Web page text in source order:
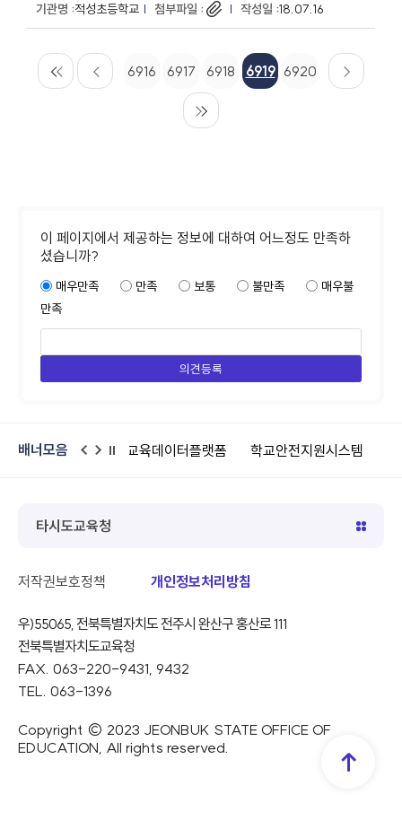
적성초등학교 18.07.16
6916 6917 6918 6919 6920
이 페이지에서 제공하는 정보에 대하여 어느정도 만족하
셨습니까?
매우만족 만족 보통 불만족
매우불
만족
배너모음
교육데이터플랫폼 학교안전지원시스템 어린이안전넷
저작권보호정책 개인정보처리방침
우)55065, 전북특별자치도 전주시 완산구 홍산로 111
전북특별자치도교육청
FAX. 063-220-9431, 9432
TEL. 063-1396
Copyright © 2023 JEONBUK STATE OFFICE OF
EDUCATION, All rights reserved.
타시도교육청